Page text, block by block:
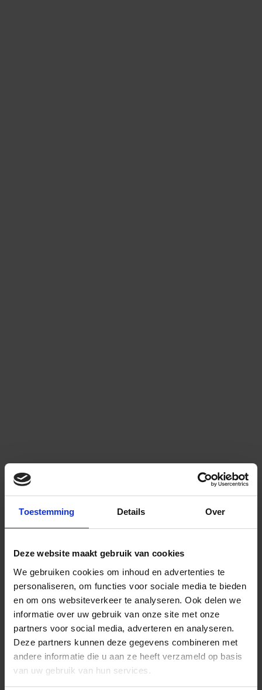
Toestemming Details Over
Deze website maakt gebruik van cookies
We gebruiken cookies om inhoud en advertenties te
personaliseren, om functies voor sociale media te bieden
en om ons websiteverkeer te analyseren. Ook delen we
informatie over uw gebruik van onze site met onze
partners voor social media, adverteren en analyseren.
Deze partners kunnen deze gegevens combineren met
andere informatie die u aan ze heeft verzameld op basis
van uw gebruik van hun services.